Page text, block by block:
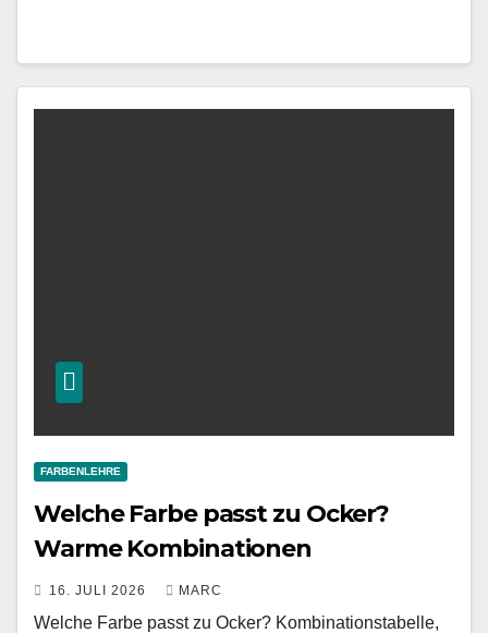
FARBENLEHRE
Welche Farbe passt zu Ocker?
Warme Kombinationen
16. JULI 2026 MARC
Welche Farbe passt zu Ocker? Kombinationstabelle,